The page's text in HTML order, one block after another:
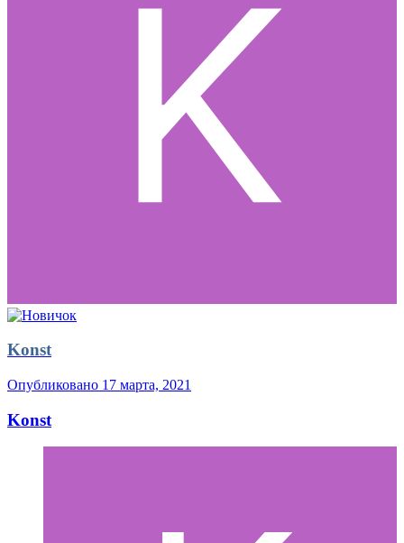
Konst
Опубликовано 17 марта, 2021
Konst